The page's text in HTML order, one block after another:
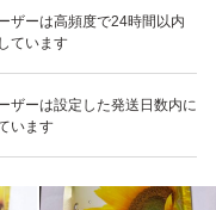
ザーは高頻度で24時間以内
ています
ザーは設定した発送日数内に
います
いいね！
1,340